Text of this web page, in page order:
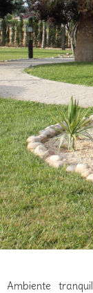
Ambiente